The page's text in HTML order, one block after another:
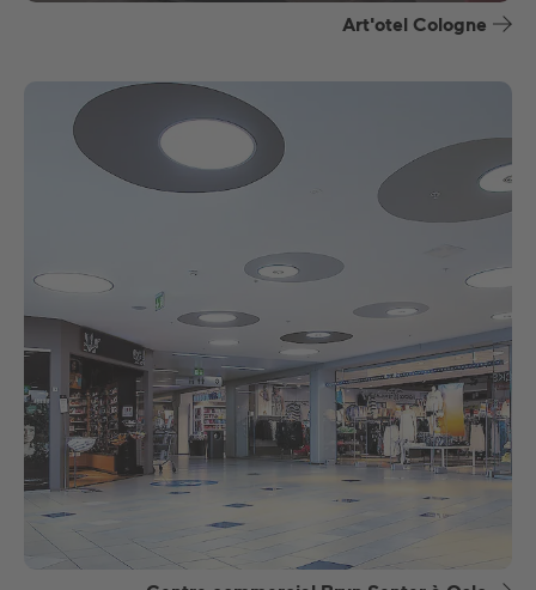
Art'otel Cologne